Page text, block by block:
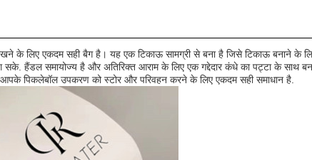
के लिए एकदम सही बैग है। यह एक टिकाऊ सामग्री से बना है जिसे टिकाऊ बनाने के
हैंडल समायोज्य है और अतिरिक्त आराम के लिए एक गद्देदार कंधे का पट्टा के साथ
पिकलेबॉल उपकरण को स्टोर और परिवहन करने के लिए एकदम सही समाधान है.